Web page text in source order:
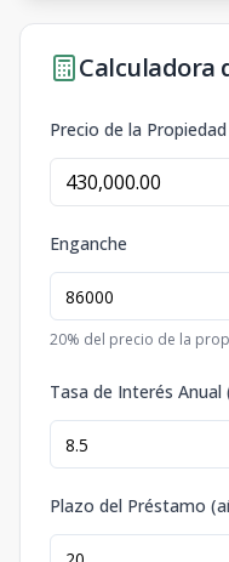
Calculadora
Precio de la Propiedad
Enganche
20% del precio de la
Tasa de Interés Anual
Plazo del Préstamo